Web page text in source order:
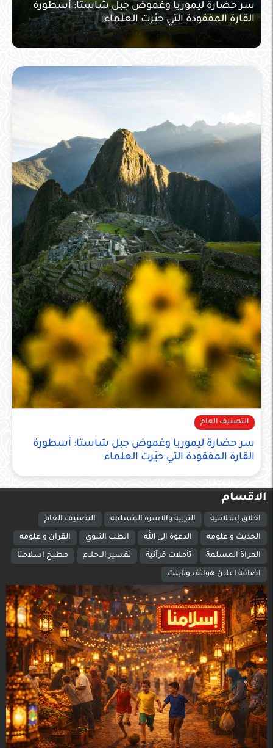
سر حضارة ليموريا وغموض جبل شاستا: أسطورة
القارة المفقودة التي حيّرت العلماء
التصنيف العام
سر حضارة ليموريا وغموض جبل شاستا: أسطورة
القارة المفقودة التي حيّرت العلماء
الاقسام
اخلاق إسلامية التربية والاسرة المسلمة التصنيف العام
الحديث و علومه الدعوة الى الله الطب النبوي القرآن و علومه
المراة المسلمة تأملات قرآنية تفسير الاحلام مطبخ اسلامنا
اضافة اعلان هواتف وتابلت